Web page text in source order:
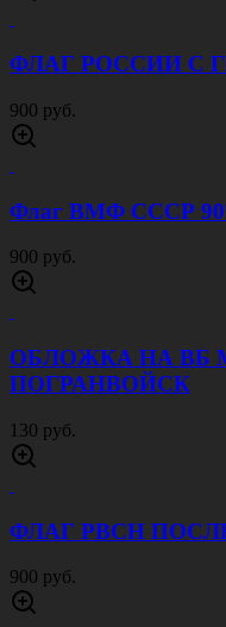
ФЛАГ РОССИИ С
900 руб.
Флаг ВМФ СССР
900 руб.
ОБЛОЖКА НА ВБ
ПОГРАНВОЙСК
130 руб.
ФЛАГ РВСН
900 руб.